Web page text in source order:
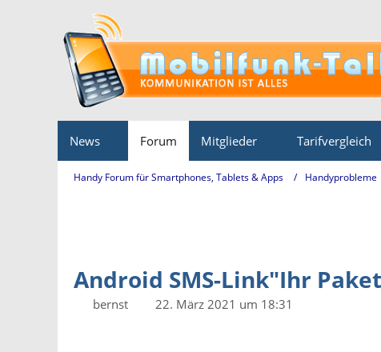
News Forum Mitglieder Tarifvergleich
Handy Forum für Smartphones, Tablets & Apps
Android SMS-Link"Ihr
bernst
22. März 2021 um 18:31